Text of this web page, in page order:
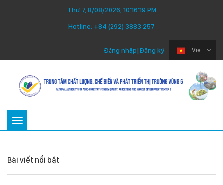
Thứ 7, 8/08/2026, 10:16:19 PM
Hotline: +84 (292) 3883 257
Vie
Đăng nhập|Đăng ký
Toggle
Bài viết nổi bật